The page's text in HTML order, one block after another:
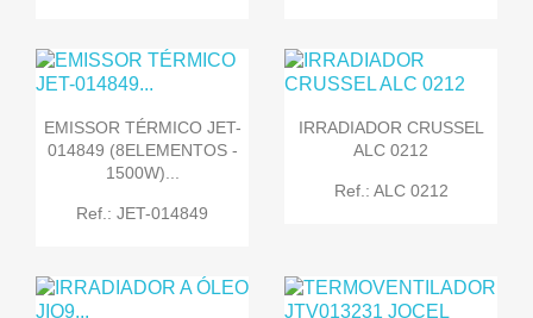
EMISSOR TÉRMICO JET-
014849 (8ELEMENTOS -
1500W)...
Ref.: JET-014849
IRRADIADOR CRUSSEL
ALC 0212
Ref.: ALC 0212